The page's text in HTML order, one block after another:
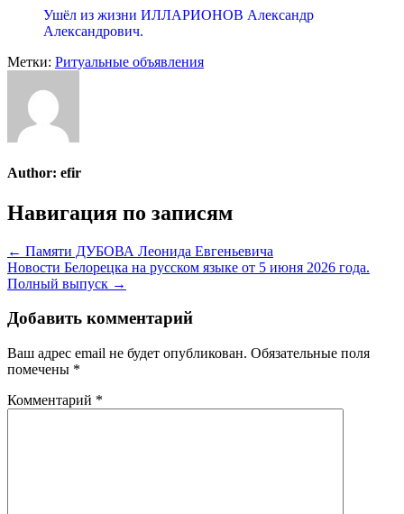
Ушёл из жизни ИЛЛАРИОНОВ Александр
Александрович.
Метки: Ритуальные объявления
Author: efir
Навигация по записям
← Памяти ДУБОВА Леонида Евгеньевича
Новости Белорецка на русском языке от 5 июня 2026 года.
Полный выпуск →
Добавить комментарий
Ваш адрес email не будет опубликован. Обязательные поля
помечены *
Комментарий *